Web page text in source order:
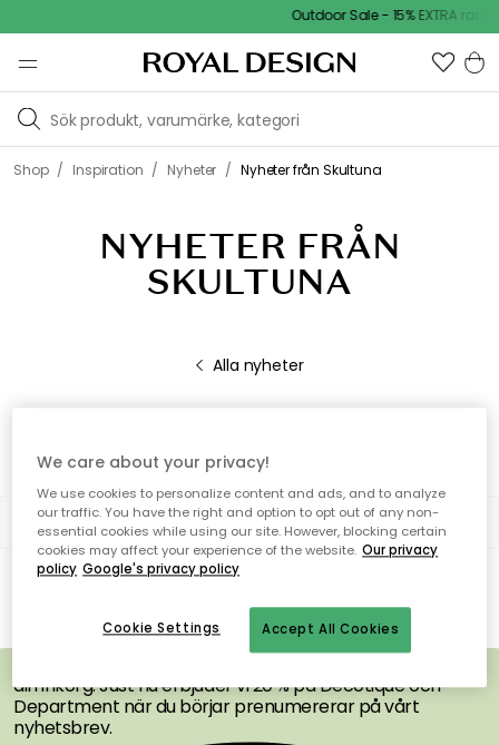
Outdoor Sale - 15% EXTRA rabatt
Shop / Inspiration / Nyheter / Nyheter från Skultuna
NYHETER FRÅN
SKULTUNA
Alla nyheter
Filter Sortera på
0 produkter Visa (48)
Inga produkter hittades
FÅ INSPIRATION &
ERBJUDANDEN FÖRST
din inkorg. Just nu erbjuder vi 20 % på Decotique och
Department när du börjar prenumererar på vårt
nyhetsbrev.
We care about your privacy!
We use cookies to personalize content and ads, and to analyze
our traffic. You have the right and option to opt out of any non-
essential cookies while using our site. However, blocking certain
cookies may affect your experience of the website. Our privacy
policy Google's privacy policy
Accept All Cookies
Cookie Settings